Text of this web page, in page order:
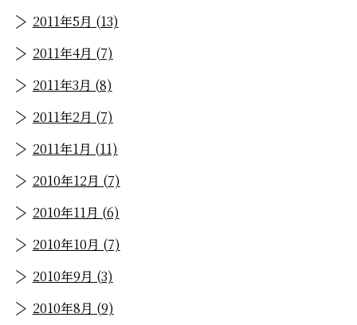
2011年5月 (13)
2011年4月 (7)
2011年3月 (8)
2011年2月 (7)
2011年1月 (11)
2010年12月 (7)
2010年11月 (6)
2010年10月 (7)
2010年9月 (3)
2010年8月 (9)